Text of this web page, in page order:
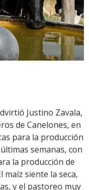
Justino Zavala,
de Canelones, en
para la producción
semanas, con
la producción de
maíz siente la seca,
y el pastoreo muy